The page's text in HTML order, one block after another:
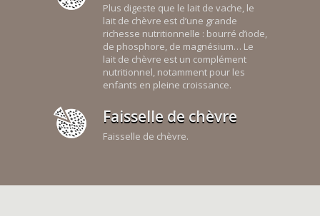
Plus digeste que le lait de vache, le
lait de chèvre est d’une grande
richesse nutritionnelle : bourré d’iode,
de phosphore, de magnésium… Le
lait de chèvre est un complément
nutritionnel, notamment pour les
enfants en pleine croissance.
Faisselle de chèvre
Faisselle de chèvre.